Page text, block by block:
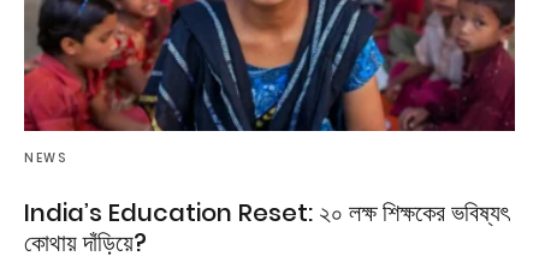
NEWS
India’s Education Reset: ২০ লক্ষ শিক্ষকের ভবিষ্যৎ
কোথায় দাঁড়িয়ে?